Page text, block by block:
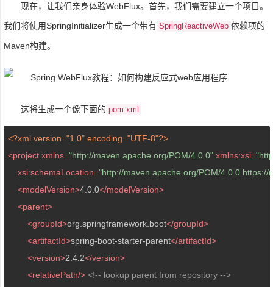
现在，让我们亲身体验WebFlux。首先，我们需要建立一个项目。
我们将使用SpringInitializer生成一个带有 SpringReactiveWeb 依赖项的
Maven构建。
这将生成一个像下面的 pom.xml
<?xml version="1.0" encoding="UTF-8"?>
<project xmlns="http://maven.apache.org/POM/4.0.0" xmlns:xsi=
xsi:schemaLocation="http://maven.apache.org/POM/4.0.0
<modelVersion>4.0.0</modelVersion>
<parent>
<groupId>org.springframework.boot</groupId>
<artifactId>spring-boot-starter-parent</artifactId>
<version>2.4.2</version>
<relativePath/> <!-- lookup parent from repository -->